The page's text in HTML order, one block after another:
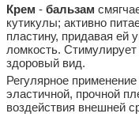
Крем - бальзам
кутикулы; активно
пластину, придавая ей
ломкость.
здоровый вид.
Регулярное
эластичной, прочной
воздействия внешней